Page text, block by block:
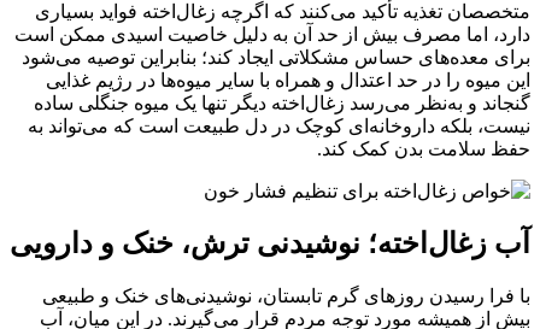
متخصصان تغذیه تأکید می‌کنند که اگرچه زغال‌اخته فواید بسیاری
دارد، اما مصرف بیش از حد آن به دلیل خاصیت اسیدی ممکن است
برای معده‌های حساس مشکلاتی ایجاد کند؛ بنابراین توصیه می‌شود
این میوه را در حد اعتدال و همراه با سایر میوه‌ها در رژیم غذایی
گنجاند و به‌نظر می‌رسد زغال‌اخته دیگر تنها یک میوه جنگلی ساده
نیست، بلکه داروخانه‌ای کوچک در دل طبیعت است که می‌تواند به
حفظ سلامت بدن کمک کند.
آب زغال‌اخته؛ نوشیدنی ترش، خنک و دارویی
با فرا رسیدن روز‌های گرم تابستان، نوشیدنی‌های خنک و طبیعی
بیش از همیشه مورد توجه مردم قرار می‌گیرند. در این میان، آب